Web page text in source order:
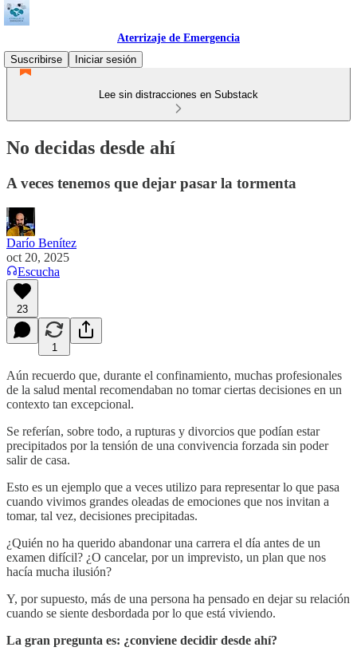
Aterrizaje de Emergencia
Suscribirse
Iniciar sesión
Lee sin distracciones en Substack
No decidas desde ahí
A veces tenemos que dejar pasar la tormenta
Darío Benítez
oct 20, 2025
Escucha
23
1
Aún recuerdo que, durante el confinamiento, muchas profesionales
de la salud mental recomendaban no tomar ciertas decisiones en un
contexto tan excepcional.
Se referían, sobre todo, a rupturas y divorcios que podían estar
precipitados por la tensión de una convivencia forzada sin poder
salir de casa.
Esto es un ejemplo que a veces utilizo para representar lo que pasa
cuando vivimos grandes oleadas de emociones que nos invitan a
tomar, tal vez, decisiones precipitadas.
¿Quién no ha querido abandonar una carrera el día antes de un
examen difícil? ¿O cancelar, por un imprevisto, un plan que nos
hacía mucha ilusión?
Y, por supuesto, más de una persona ha pensado en dejar su relación
cuando se siente desbordada por lo que está viviendo.
La gran pregunta es: ¿conviene decidir desde ahí?